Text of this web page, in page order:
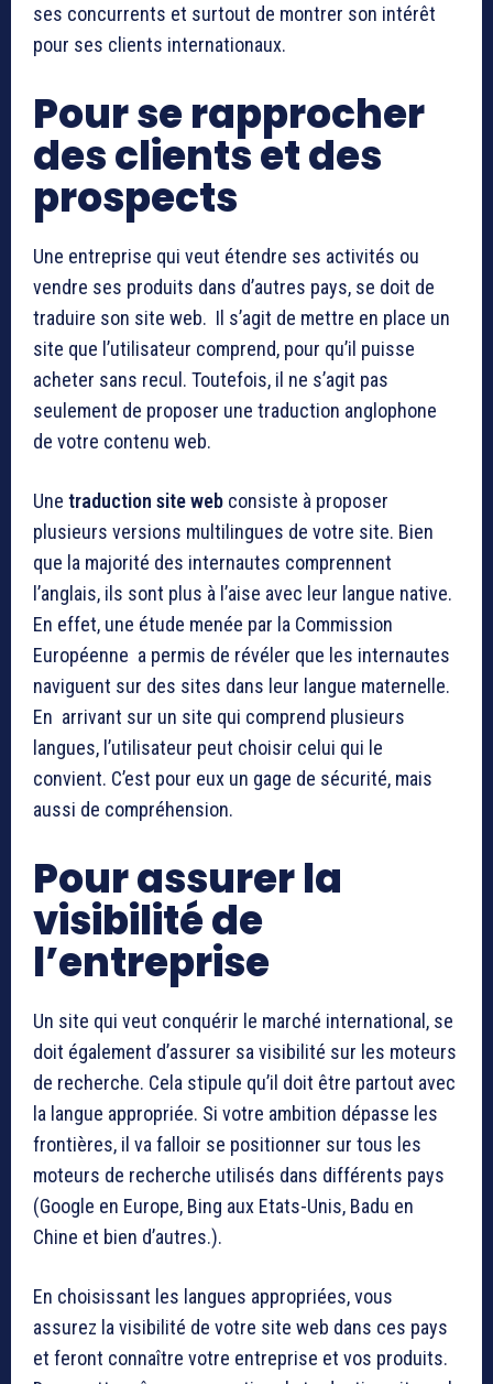
ses concurrents et surtout de montrer son intérêt
pour ses clients internationaux.
Pour se rapprocher
des clients et des
prospects
Une entreprise qui veut étendre ses activités ou
vendre ses produits dans d’autres pays, se doit de
traduire son site web. Il s’agit de mettre en place un
site que l’utilisateur comprend, pour qu’il puisse
acheter sans recul. Toutefois, il ne s’agit pas
seulement de proposer une traduction anglophone
de votre contenu web.
Une traduction site web consiste à proposer
plusieurs versions multilingues de votre site. Bien
que la majorité des internautes comprennent
l’anglais, ils sont plus à l’aise avec leur langue native.
En effet, une étude menée par la Commission
Européenne a permis de révéler que les internautes
naviguent sur des sites dans leur langue maternelle.
En arrivant sur un site qui comprend plusieurs
langues, l’utilisateur peut choisir celui qui le
convient. C’est pour eux un gage de sécurité, mais
aussi de compréhension.
Pour assurer la
visibilité de
l’entreprise
Un site qui veut conquérir le marché international, se
doit également d’assurer sa visibilité sur les moteurs
de recherche. Cela stipule qu’il doit être partout avec
la langue appropriée. Si votre ambition dépasse les
frontières, il va falloir se positionner sur tous les
moteurs de recherche utilisés dans différents pays
(Google en Europe, Bing aux Etats-Unis, Badu en
Chine et bien d’autres.).
En choisissant les langues appropriées, vous
assurez la visibilité de votre site web dans ces pays
et feront connaître votre entreprise et vos produits.